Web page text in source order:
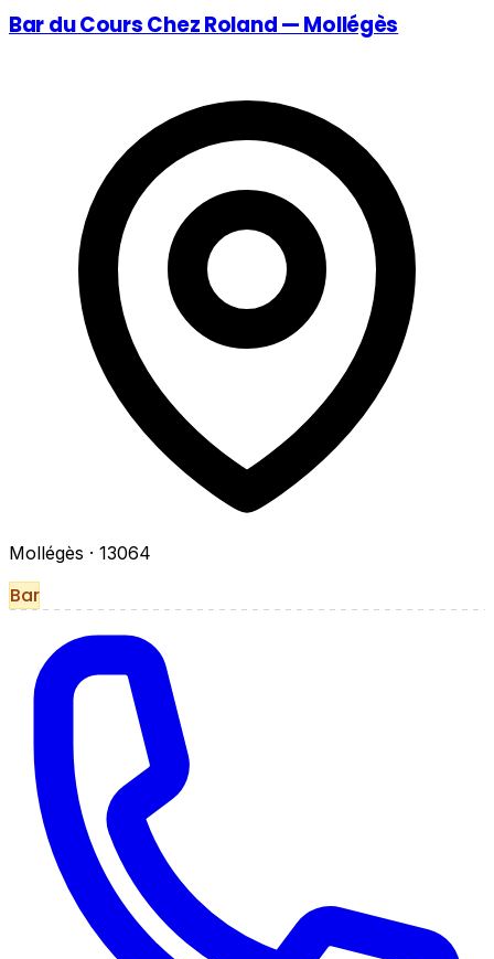
Bar du Cours Chez Roland — Mollégès
Mollégès · 13064
Bar